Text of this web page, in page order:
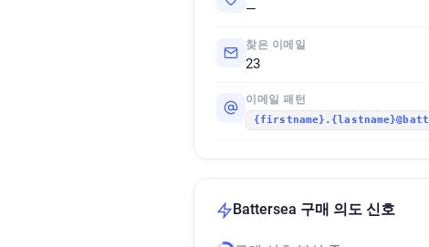
—
찾은 이메일
23
이메일 패턴
Battersea 구매 의도 신호